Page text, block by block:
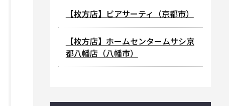
【枚方店】ビアサーティ（京都市）
【枚方店】ホームセンタームサシ京
都八幡店（八幡市）